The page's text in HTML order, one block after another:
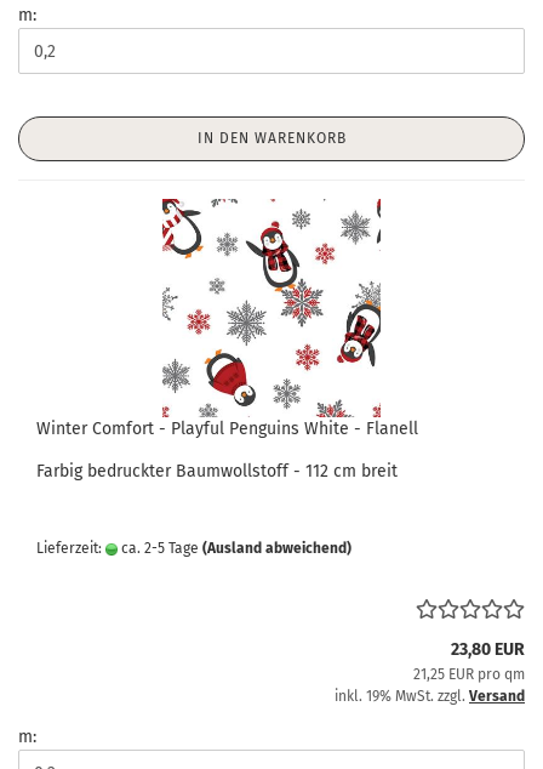
m:
IN DEN WARENKORB
Winter Comfort - Playful Penguins White - Flanell
Farbig bedruckter Baumwollstoff - 112 cm breit
Lieferzeit: ca. 2-5 Tage (Ausland abweichend)
23,80 EUR
21,25 EUR pro qm
inkl. 19% MwSt. zzgl. Versand
m: